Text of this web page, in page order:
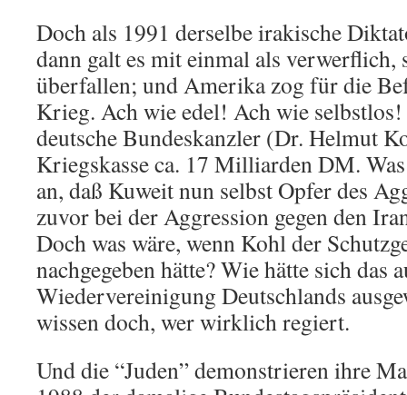
Doch als 1991 derselbe irakische
dann galt es mit einmal als verwerflich,
überfallen; und Amerika zog für die
Krieg. Ach wie edel! Ach wie
deutsche Bundeskanzler (Dr. Helmut
Kriegskasse ca. 17 Milliarden DM.
an, daß Kuweit nun selbst Opfer des
zuvor bei der Aggression gegen den
Doch was wäre, wenn Kohl der
nachgegeben hätte? Wie hätte sich das
Wiedervereinigung Deutschlands
wissen doch, wer wirklich regiert.
Und die “Juden” demonstrieren ihre